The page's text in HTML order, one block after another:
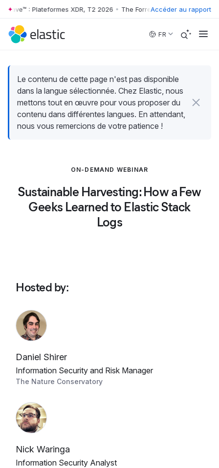
Skip to main content
: Plateformes XDR, T2 2026 • The Forrester Wave™ :
Accéder au rapport
FR
Le contenu de cette page n'est pas disponible
dans la langue sélectionnée. Chez Elastic, nous
mettons tout en œuvre pour vous proposer du
contenu dans différentes langues. En attendant,
nous vous remercions de votre patience !
ON-DEMAND WEBINAR
Sustainable Harvesting: How a Few
Geeks Learned to Elastic Stack
Logs
Hosted by:
Daniel Shirer
Information Security and Risk Manager
The Nature Conservatory
Nick Waringa
Information Security Analyst